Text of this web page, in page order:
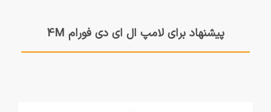
پیشنهاد برای لامپ ال ای دی فورام 4M